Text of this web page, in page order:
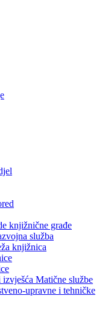
knjižnične građe
služba
knjižnica
izvješća Matične službe
upravne i tehničke